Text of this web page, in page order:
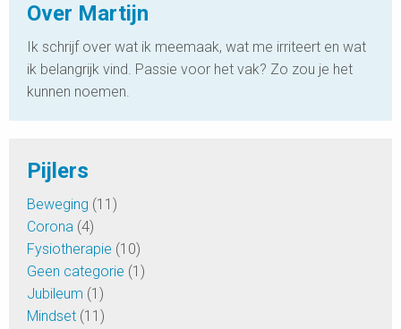
Over Martijn
Ik schrijf over wat ik meemaak, wat me irriteert en wat
ik belangrijk vind. Passie voor het vak? Zo zou je het
kunnen noemen.
Pijlers
Beweging (11)
Corona (4)
Fysiotherapie (10)
Geen categorie (1)
Jubileum (1)
Mindset (11)